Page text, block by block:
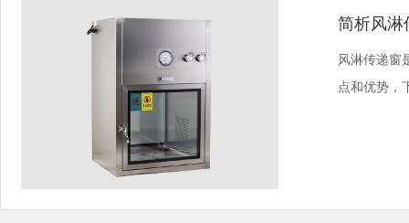
简析风淋
风淋传递窗
点和优势，